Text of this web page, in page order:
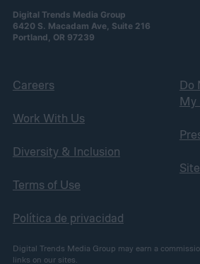
Digital Trends Media Group
6420 S. Macadam Ave, Suite 216
Portland, OR 97239
Careers
Work With Us
Diversity & Inclusion
Terms of Use
Política de privacidad
Do
My
Digital Trends Media Group may earn a
links on our sites.